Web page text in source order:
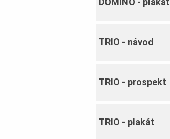
TRIO ‐ návod
TRIO ‐ prospekt
TRIO ‐ plakát